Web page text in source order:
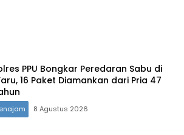
PPU Bongkar Peredaran Sabu di
16 Paket Diamankan dari Pria 47
8 Agustus 2026